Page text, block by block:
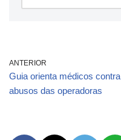
ANTERIOR
Guia orienta médicos contra
abusos das operadoras